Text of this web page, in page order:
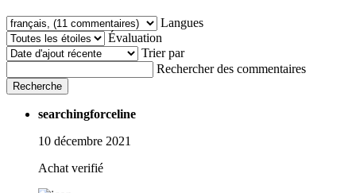
Langues
Évaluation
Trier par
Rechercher des commentaires
Recherche
searchingforceline
10 décembre 2021
Achat verifié